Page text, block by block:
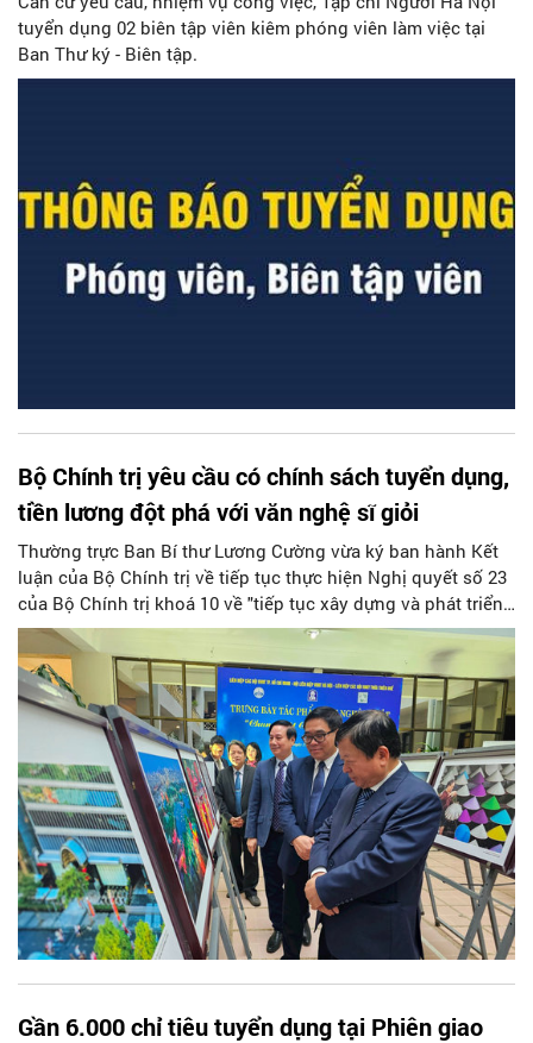
tuyển dụng 02 biên tập viên kiêm phóng viên làm việc tại
Ban Thư ký - Biên tập.
Bộ Chính trị yêu cầu có chính sách tuyển dụng,
tiền lương đột phá với văn nghệ sĩ giỏi
Thường trực Ban Bí thư Lương Cường vừa ký ban hành Kết
luận của Bộ Chính trị về tiếp tục thực hiện Nghị quyết số 23
của Bộ Chính trị khoá 10 về "tiếp tục xây dựng và phát triển
văn học, nghệ thuật trong thời kỳ mới".
Gần 6.000 chỉ tiêu tuyển dụng tại Phiên giao